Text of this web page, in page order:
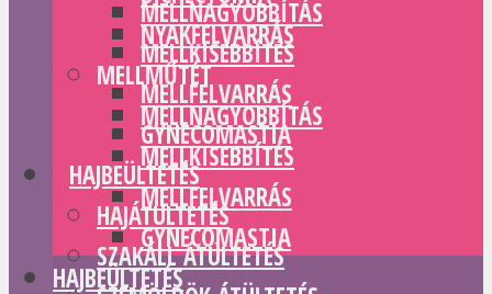
MELLNAGYOBBÍTÁS
MELLKISEBBÍTÉS
MELLFELVARRÁS
GYNECOMASTIA
HAJBEÜLTETÉS
HAJÁTÜLTETÉS
SZAKÁLL ÁTÜLTETÉS
NYAKFELVARRÁS
MELLMŰTÉT
MELLNAGYOBBÍTÁS
MELLKISEBBÍTÉS
MELLFELVARRÁS
GYNECOMASTIA
HAJBEÜLTETÉS